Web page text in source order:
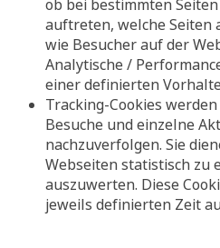
ob bei bestimmten
auftreten, welche Seiten
wie Besucher auf der
Analytische /
einer definierten
Tracking-Cookies
Besuche und einzelne
nachzuverfolgen. Sie
Webseiten statistisch zu
auszuwerten. Diese
jeweils definierten Zeit